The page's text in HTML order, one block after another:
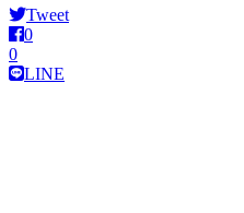
Tweet
0
0
LINE